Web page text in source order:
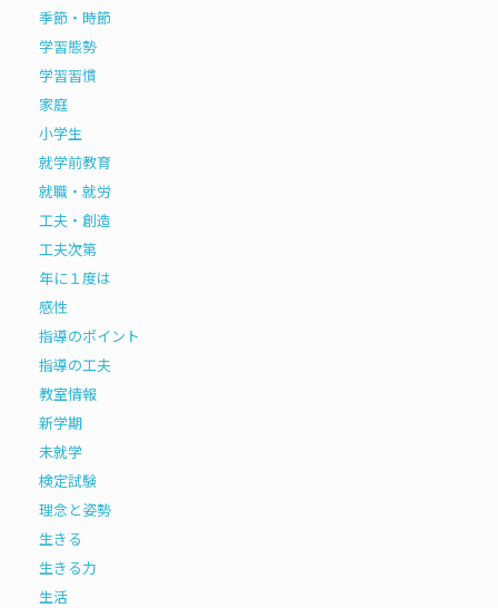
季節・時節
学習態勢
学習習慣
家庭
小学生
就学前教育
就職・就労
工夫・創造
工夫次第
年に１度は
感性
指導のポイント
指導の工夫
教室情報
新学期
未就学
検定試験
理念と姿勢
生きる
生きる力
生活